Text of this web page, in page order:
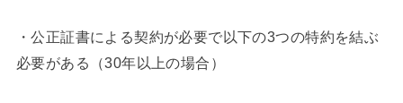
・公正証書による契約が必要で以下の3つの特約を結ぶ
必要がある（30年以上の場合）